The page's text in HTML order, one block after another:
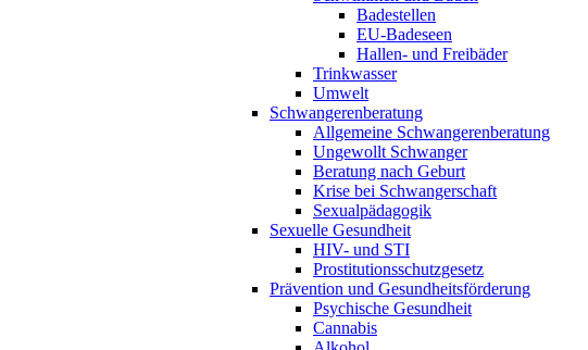
Badestellen
EU-Badeseen
Hallen- und Freibäder
Trinkwasser
Umwelt
Schwangerenberatung
Allgemeine Schwangerenberatung
Ungewollt Schwanger
Beratung nach Geburt
Krise bei Schwangerschaft
Sexualpädagogik
Sexuelle Gesundheit
HIV- und STI
Prostitutionsschutzgesetz
Prävention und Gesundheitsförderung
Psychische Gesundheit
Cannabis